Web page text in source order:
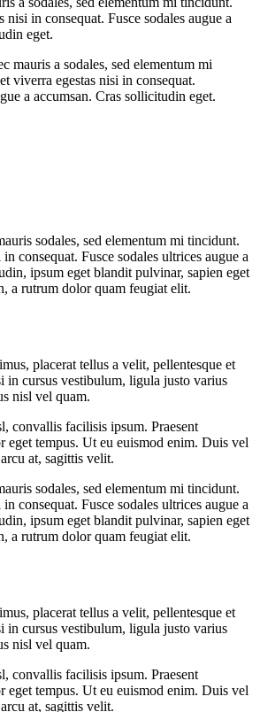
nisi in consequat. Fusce sodales augue a
eget.
mauris a sodales, sed elementum mi
viverra egestas nisi in consequat.
a accumsan. Cras sollicitudin eget.
sodales, sed elementum mi tincidunt.
consequat. Fusce sodales ultrices augue a
ipsum eget blandit pulvinar, sapien eget
a rutrum dolor quam feugiat elit.
placerat tellus a velit, pellentesque et
in cursus vestibulum, ligula justo varius
nisl vel quam.
convallis facilisis ipsum. Praesent
eget tempus. Ut eu euismod enim. Duis vel
at, sagittis velit.
sodales, sed elementum mi tincidunt.
consequat. Fusce sodales ultrices augue a
ipsum eget blandit pulvinar, sapien eget
a rutrum dolor quam feugiat elit.
placerat tellus a velit, pellentesque et
in cursus vestibulum, ligula justo varius
nisl vel quam.
convallis facilisis ipsum. Praesent
eget tempus. Ut eu euismod enim. Duis vel
at, sagittis velit.